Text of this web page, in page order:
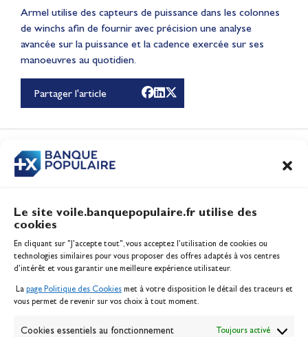
Le site voile.banquepopulaire.fr utilise des
cookies
En cliquant sur "J'accepte tout", vous acceptez l’utilisation de cookies ou
technologies similaires pour vous proposer des offres adaptés à vos centres
d’intérêt et vous garantir une meilleure expérience utilisateur.
La page Politique des Cookies met à votre disposition le détail des traceurs et
vous permet de revenir sur vos choix à tout moment.
Cookies essentiels au fonctionnement Toujours activé
Armel utilise des capteurs de puissance dans les colonnes
de winchs afin de fournir avec précision une analyse
avancée sur la puissance et la cadence exercée sur ses
manoeuvres au quotidien.
Partager l'article
CONTENUS
Le récap de Juin 2026
Inscription serveur média
Contact
Politique des cookies
Banque de la voile